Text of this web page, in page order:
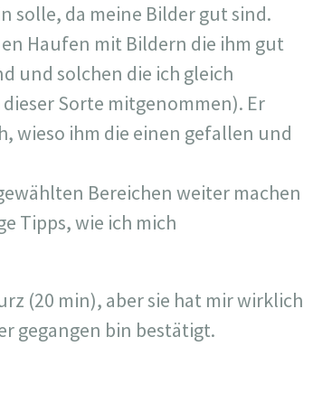
solle, da meine Bilder gut sind.
Haufen mit Bildern die ihm gut
und solchen die ich gleich
Sorte mitgenommen). Er
wieso ihm die einen gefallen und
Bereichen weiter machen
Tipps, wie ich mich
(20 min), aber sie hat mir wirklich
gegangen bin bestätigt.